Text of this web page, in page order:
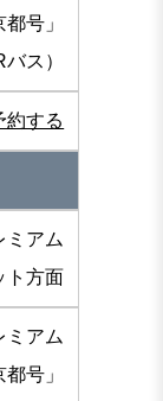
号」
バス）
約する
ミアム
ト方面
ミアム
号」